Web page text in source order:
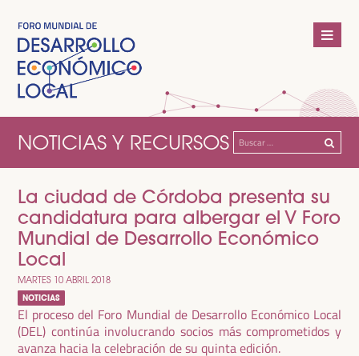
NOTICIAS Y RECURSOS Buscar:
La ciudad de Córdoba presenta su
candidatura para albergar el V Foro
Mundial de Desarrollo Económico
Local
MARTES 10 ABRIL 2018
NOTICIAS
El proceso del Foro Mundial de Desarrollo Económico Local
(DEL) continúa involucrando socios más comprometidos y
avanza hacia la celebración de su quinta edición.